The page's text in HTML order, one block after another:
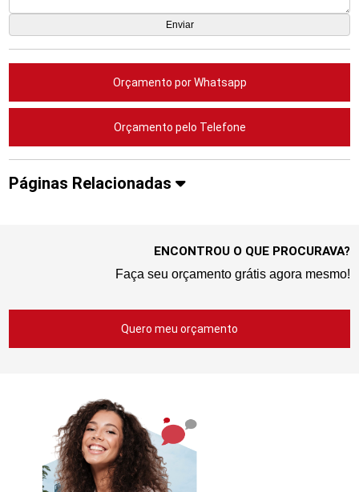
Orçamento por Whatsapp
Orçamento pelo Telefone
Páginas Relacionadas
ENCONTROU O QUE PROCURAVA?
Faça seu orçamento grátis agora mesmo!
Quero meu orçamento